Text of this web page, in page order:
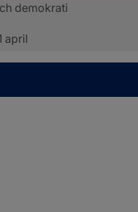
demokrati
april